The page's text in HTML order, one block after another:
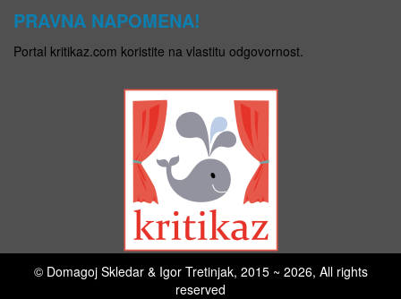
PRAVNA NAPOMENA!
Portal kritikaz.com koristite na vlastitu odgovornost.
© Domagoj Skledar & Igor Tretinjak, 2015 ~ 2026, All rights
reserved